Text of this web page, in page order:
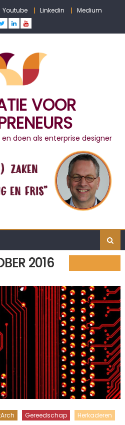
Youtube Linkedin Medium
VOOR
doen als enterprise designer
2016
Gereedschap Herkaderen